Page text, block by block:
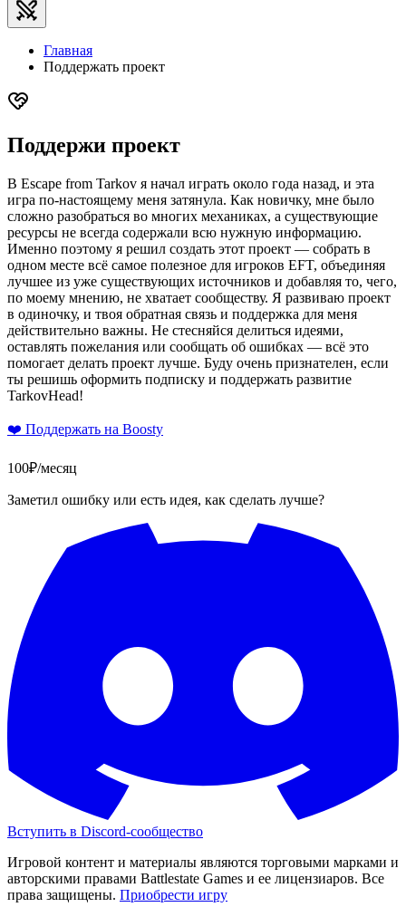
Главная
Поддержать проект
Поддержи проект
В Escape from Tarkov я начал играть около года назад, и эта
игра по-настоящему меня затянула. Как новичку, мне было
сложно разобраться во многих механиках, а существующие
ресурсы не всегда содержали всю нужную информацию.
Именно поэтому я решил создать этот проект — собрать в
одном месте всё самое полезное для игроков EFT, объединяя
лучшее из уже существующих источников и добавляя то, чего,
по моему мнению, не хватает сообществу. Я развиваю проект
в одиночку, и твоя обратная связь и поддержка для меня
действительно важны. Не стесняйся делиться идеями,
оставлять пожелания или сообщать об ошибках — всё это
помогает делать проект лучше. Буду очень признателен, если
ты решишь оформить подписку и поддержать развитие
TarkovHead!
❤️ Поддержать на Boosty
100₽/месяц
Заметил ошибку или есть идея, как сделать лучше?
Вступить в Discord-сообщество
Игровой контент и материалы являются торговыми марками и
авторскими правами Battlestate Games и ее лицензиаров. Все
права защищены. Приобрести игру